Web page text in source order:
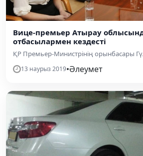
Вице-премьер Атырау
отбасылармен кездесті
ҚР Премьер-Министрінің орынбасары
13 наурыз 2019•Әлеумет